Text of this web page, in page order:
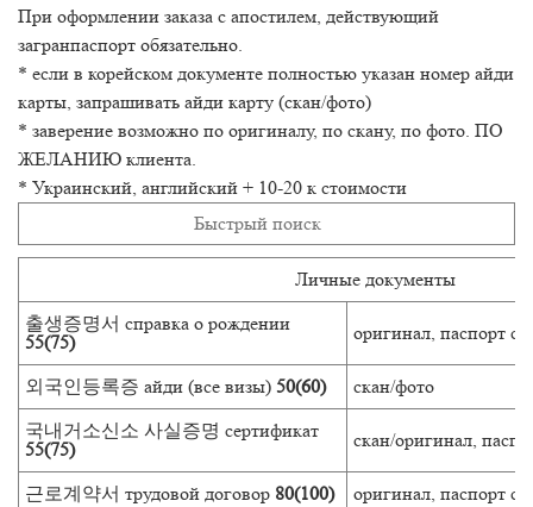
При оформлении заказа с апостилем, действующий
загранпаспорт обязательно.
* если в корейском документе полностью указан номер айди
карты, запрашивать айди карту (скан/фото)
* заверение возможно по оригиналу, по скану, по фото. ПО
ЖЕЛАНИЮ клиента.
* Украинский, английский + 10-20 к стоимости
Личные документы
출생증명서 справка о рождении
55(75)
оригинал, паспорт
외국인등록증 айди (все визы) 50(60)
скан/фото
국내거소신소 사실증명 сертификат
55(75)
скан/оригинал,
근로계약서 трудовой договор 80(100)
оригинал, паспорт